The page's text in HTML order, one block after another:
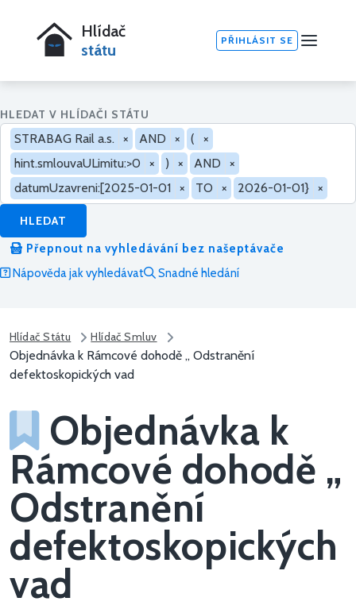
Hlídač
státu
PŘIHLÁSIT SE
HLEDAT V HLÍDAČI STÁTU
STRABAG Rail a.s. × AND × (
×
hint.smlouvaULimitu:>0
× ) × AND
×
datumUzavreni:[2025-01-01 × TO × 2026-01-01} ×
HLEDAT
Přepnout na vyhledávání bez našeptávače
Nápověda jak vyhledávat
Snadné hledání
Hlídač Státu Hlídač Smluv
Objednávka k Rámcové dohodě „ Odstranění
defektoskopických vad
Objednávka k
Rámcové dohodě „
Odstranění
defektoskopických
vad